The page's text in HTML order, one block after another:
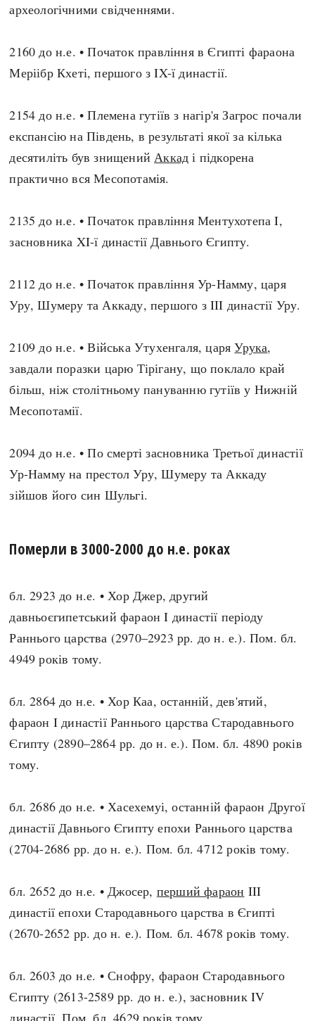
археологічними свідченнями.
2160 до н.е. • Початок правління в Єгипті фараона
Меріібр Кхеті, першого з IX-ї династії.
2154 до н.е. • Племена гутіїв з нагір'я Загрос почали
експансію на Південь, в результаті якої за кілька
десятиліть був знищенийАккад і підкорена
практично вся Месопотамія.
2135 до н.е. • Початок правління Ментухотепа I,
засновника XI-ї династії Давнього Єгипту.
2112 до н.е. • Початок правління Ур-Намму, царя
Уру, Шумеру та Аккаду, першого з III династії Уру.
2109 до н.е. • Війська Утухенгаля, царяУрука,
завдали поразки царю Тірігану, що поклало край
більш, ніж столітньому пануванню гутіїв у Нижній
Месопотамії.
2094 до н.е. • По смерті засновника Третьої династії
Ур-Намму на престол Уру, Шумеру та Аккаду
зійшов його син Шульгі.
Померли в 3000-2000 до н.е. роках
бл. 2923 до н.е. • Хор Джер, другий
давньоєгипетський фараон I династії періоду
Раннього царства (2970–2923 рр. до н. е.). Пом. бл.
4949 років тому.
бл. 2864 до н.е. • Хор Каа, останній, дев'ятий,
фараон I династії Раннього царства Стародавнього
Єгипту (2890–2864 рр. до н. е.). Пом. бл. 4890 років
тому.
бл. 2686 до н.е. • Хасехемуі, останній фараон Другої
династії Давнього Єгипту епохи Раннього царства
(2704-2686 рр. до н. е.). Пом. бл. 4712 років тому.
бл. 2652 до н.е. • Джосер, перший фараон III
династії епохи Стародавнього царства в Єгипті
(2670-2652 рр. до н. е.). Пом. бл. 4678 років тому.
бл. 2603 до н.е. • Снофру, фараон Стародавнього
Єгипту (2613-2589 рр. до н. е.), засновник IV
династії. Пом. бл. 4629 років тому.